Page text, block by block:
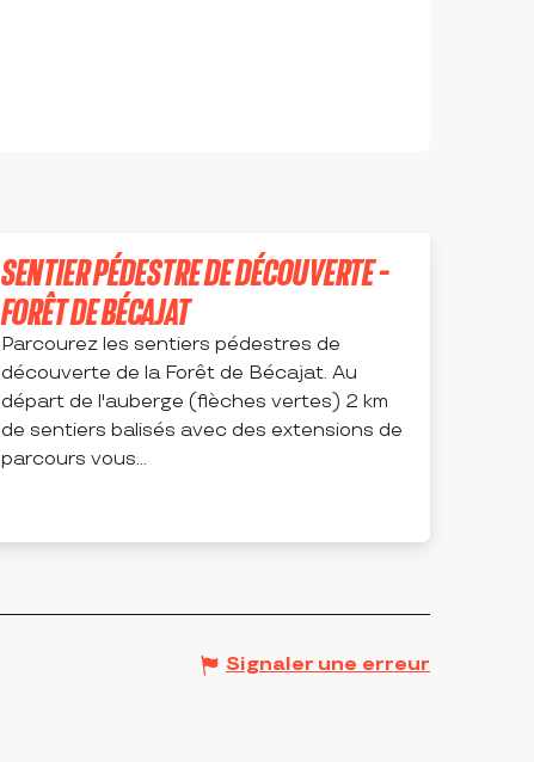
SENTIER PÉDESTRE DE DÉCOUVERTE -
FORÊT DE BÉCAJAT
Parcourez les sentiers pédestres de
découverte de la Forêt de Bécajat. Au
départ de l'auberge (flèches vertes) 2 km
de sentiers balisés avec des extensions de
parcours vous...
Signaler une erreur